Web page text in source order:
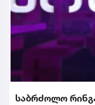
საბრძოლო